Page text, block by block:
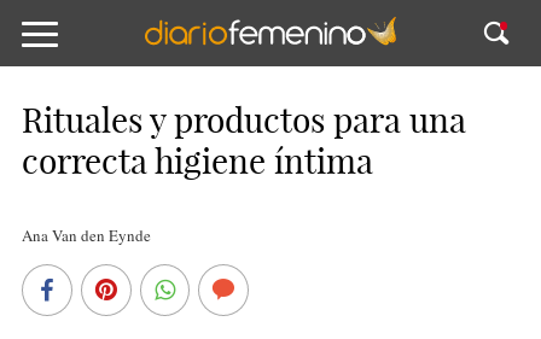
Rituales y productos para una
correcta higiene íntima
Ana Van den Eynde